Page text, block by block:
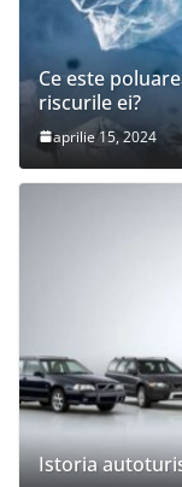
Ce este
riscurile ei?
aprilie 15, 2024
Istoria